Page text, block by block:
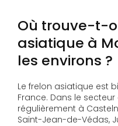
Où trouve-t-
asiatique à
les environs ?
Le frelon asiatique est
France. Dans le secteur
régulièrement à
Saint-Jean-de-Védas,